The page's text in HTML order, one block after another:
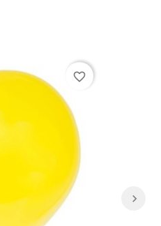
favorite_border